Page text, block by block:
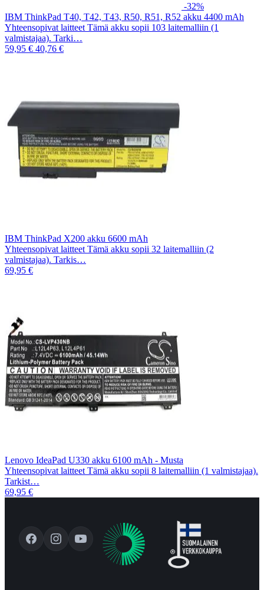
-32%
IBM ThinkPad T40, T42, T43, R50, R51, R52 akku 4400 mAh
Yhteensopivat laitteet Tämä akku sopii 103 laitemalliin (1
valmistajaa). Tarki…
59,95 € 40,76 €
IBM ThinkPad X200 akku 6600 mAh
Yhteensopivat laitteet Tämä akku sopii 32 laitemalliin (2
valmistajaa). Tarkis…
69,95 €
Lenovo IdeaPad U330 akku 6100 mAh - Musta
Yhteensopivat laitteet Tämä akku sopii 8 laitemalliin (1 valmistajaa).
Tarkist…
69,95 €